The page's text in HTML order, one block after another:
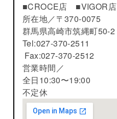
■CROCE店 ■VIGOR店
所在地／〒370-0075
群馬県高崎市筑縄町50-2
Tel:027-370-2511
Fax:027-370-2512
営業時間／
全日10:30〜19:00
不定休